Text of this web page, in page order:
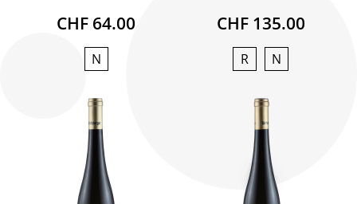
CHF 64.00
N
CHF 135.00
R N